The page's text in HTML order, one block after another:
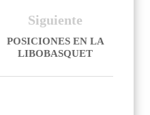
Siguiente
POSICIONES EN LA
LIBOBASQUET